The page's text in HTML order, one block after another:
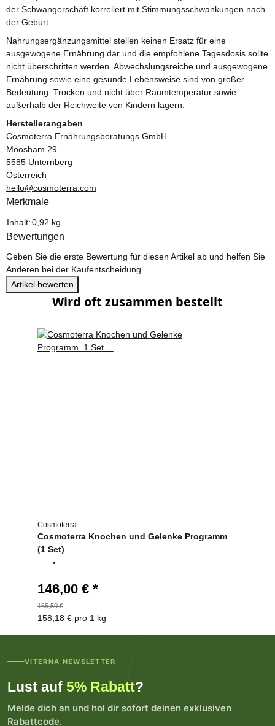
der Schwangerschaft korreliert mit Stimmungsschwankungen nach
der Geburt.
Nahrungsergänzungsmittel stellen keinen Ersatz für eine
ausgewogene Ernährung dar und die empfohlene Tagesdosis sollte
nicht überschritten werden. Abwechslungsreiche und ausgewogene
Ernährung sowie eine gesunde Lebensweise sind von großer
Bedeutung. Trocken und nicht über Raumtemperatur sowie
außerhalb der Reichweite von Kindern lagern.
Herstellerangaben
Cosmoterra Ernährungsberatungs GmbH
Moosham 29
5585 Unternberg
Österreich
hello@cosmoterra.com
Merkmale
Produkteigenschaft
Wert
Inhalt:0,92 kg
Bewertungen
Geben Sie die erste Bewertung für diesen Artikel ab und helfen Sie
Anderen bei der Kaufentscheidung
Artikel bewerten
Wird oft zusammen bestellt
Cosmoterra
Cosmoterra Knochen und Gelenke Programm
(1 Set)
146,00 € *
165,50 €
158,18 € pro 1 kg
VITERNA NEWSLETTER
Lust auf 5% Rabatt?
Melde dich an und hol dir sofort deinen exklusiven
Rabattcode.